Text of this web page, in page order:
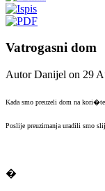
Vatrogasni dom
Autor Danijel on 29
Kada smo preuzeli dom na
Poslije preuzimanja uradili smo
�